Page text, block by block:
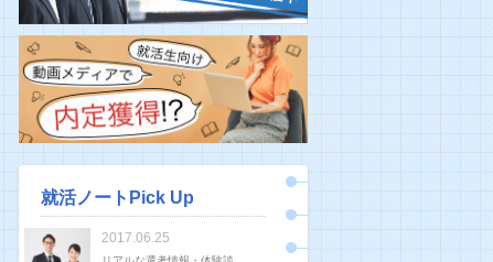
就活ノートPick Up
2017.06.25